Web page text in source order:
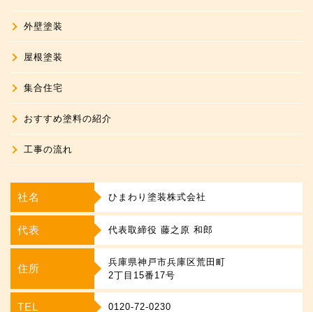
外壁塗装
屋根塗装
集合住宅
おすすめ塗料の紹介
工事の流れ
社名 ひまわり塗装株式会社
代表 代表取締役 藤之原 和郎
住所
兵庫県神戸市兵庫区荒田町
2丁目15番17号
TEL 0120-72-0230